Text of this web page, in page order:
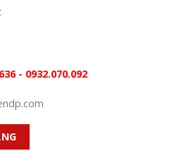
- 0932.070.092